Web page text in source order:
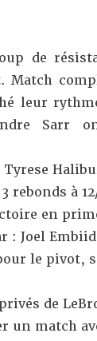
de
Match
leur
Sarr
rebonds à
en
: Joel Embiid
le pivot,
privés de
match